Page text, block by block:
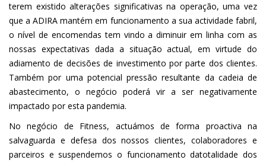
terem existido alterações significativas na operação, uma vez
que a ADIRA mantém em funcionamento a sua actividade fabril,
o nível de encomendas tem vindo a diminuir em linha com as
nossas expectativas dada a situação actual, em virtude do
adiamento de decisões de investimento por parte dos clientes.
Também por uma potencial pressão resultante da cadeia de
abastecimento, o negócio poderá vir a ser negativamente
impactado por esta pandemia.
No negócio de Fitness, actuámos de forma proactiva na
salvaguarda e defesa dos nossos clientes, colaboradores e
parceiros e suspendemos o funcionamento datotalidade dos